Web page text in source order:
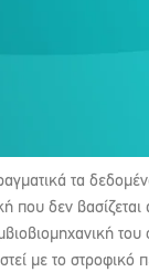
τα
δεν βασίζεται
με το στροφικό